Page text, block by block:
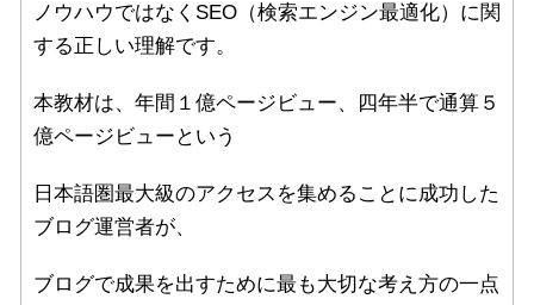
ノウハウではなくSEO（検索エンジン最適化）に関
する正しい理解です。
本教材は、年間１億ページビュー、四年半で通算５
億ページビューという
日本語圏最大級のアクセスを集めることに成功した
ブログ運営者が、
ブログで成果を出すために最も大切な考え方の一点